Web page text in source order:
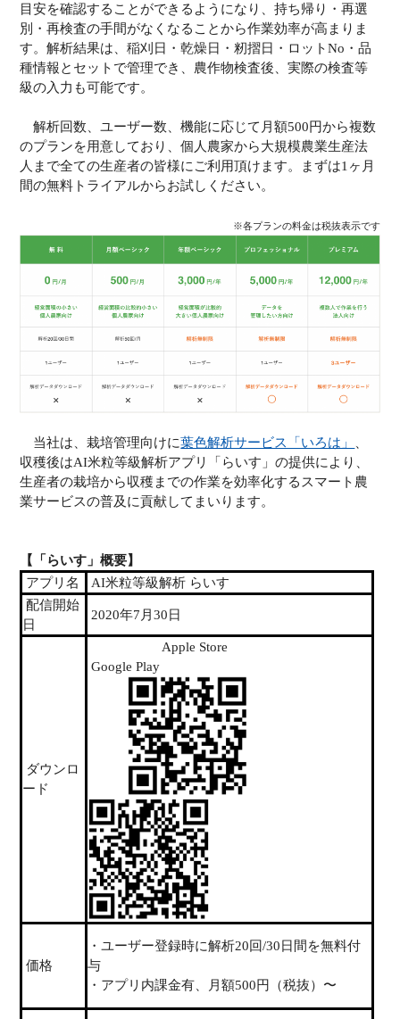
目安を確認することができるようになり、持ち帰り・再選
別・再検査の手間がなくなることから作業効率が高まりま
す。解析結果は、稲刈日・乾燥日・籾摺日・ロットNo・品
種情報とセットで管理でき、農作物検査後、実際の検査等
級の入力も可能です。
解析回数、ユーザー数、機能に応じて月額500円から複数
のプランを用意しており、個人農家から大規模農業生産法
人まで全ての生産者の皆様にご利用頂けます。まずは1ヶ月
間の無料トライアルからお試しください。
※各プランの料金は税抜表示です
当社は、栽培管理向けに葉色解析サービス「いろは」
収穫後はAI米粒等級解析アプリ「らいす」の提供により、
生産者の栽培から収穫までの作業を効率化するスマート農
業サービスの普及に貢献してまいります。
【「らいす」概要】
アプリ名
AI米粒等級解析 らいす
配信開始
日
2020年7月30日
ダウンロ
ード
Apple Store
Google Play
価格
・ユーザー登録時に解析20回/30日間を無料付
与
・アプリ内課金有、月額500円（税抜）〜